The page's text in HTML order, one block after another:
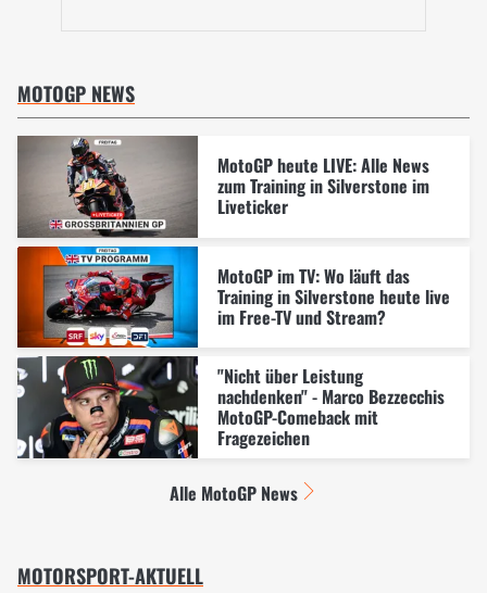
MOTOGP NEWS
MotoGP heute LIVE: Alle News
zum Training in Silverstone im
Liveticker
MotoGP im TV: Wo läuft das
Training in Silverstone heute live
im Free-TV und Stream?
"Nicht über Leistung
nachdenken" - Marco Bezzecchis
MotoGP-Comeback mit
Fragezeichen
Alle MotoGP News
MOTORSPORT-AKTUELL